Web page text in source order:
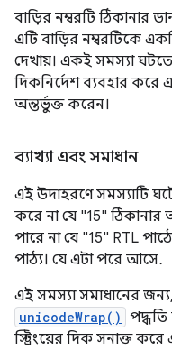
বাড়ির নম্বরটি ঠিকানার
এটি বাড়ির নম্বরটিকে
দেখায়। একই সমস্যা
দিকনির্দেশ ব্যবহার করে
অন্তর্ভুক্ত করেন।
ব্যাখ্যা এবং সমাধান
এই উদাহরণে সমস্যাটি ঘটে
করে না যে "15" ঠিকানার
পারে না যে "15" RTL
পাঠ্য। যে এটা পরে আসে.
এই সমস্যা সমাধানের জন্য,
unicodeWrap()
স্ট্রিংয়ের দিক সনাক্ত